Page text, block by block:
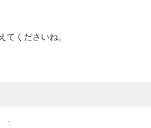
てくださいね。